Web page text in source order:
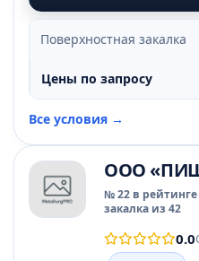
Поверхностная закалка
Цены по запросу
Все условия →
ООО
№ 22 в
закалка из 42
0.0